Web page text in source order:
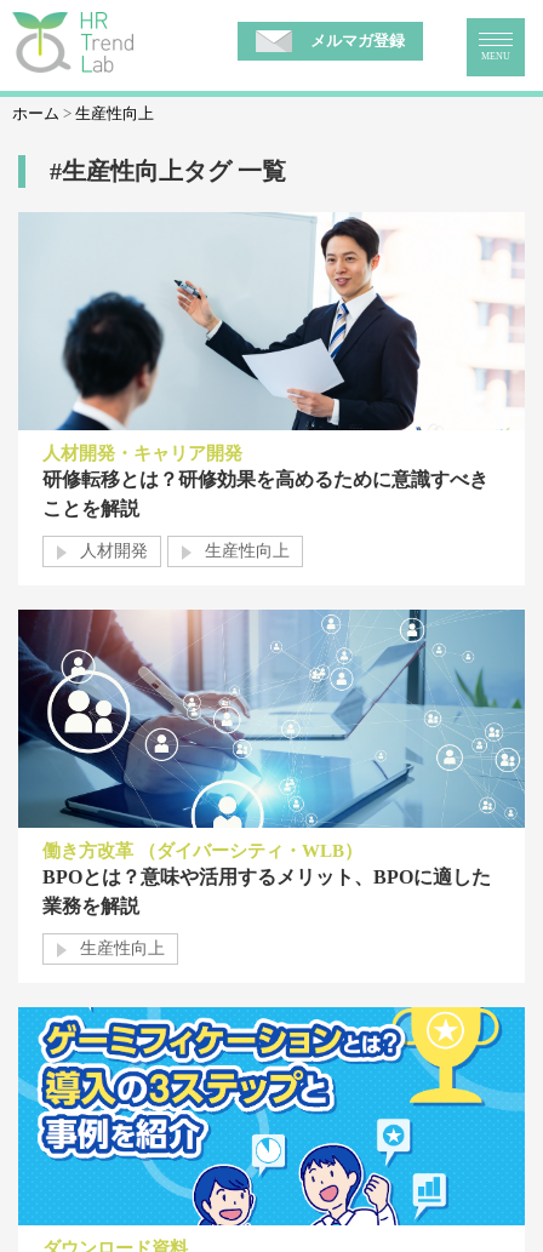
メルマガ登録
MENU
ホーム 生産性向上
#生産性向上タグ 一覧
人材開発・キャリア開発
研修転移とは？研修効果を高めるために意識すべき
ことを解説
人材開発 生産性向上
働き方改革 （ダイバーシティ・WLB）
BPOとは？意味や活用するメリット、BPOに適した
業務を解説
生産性向上